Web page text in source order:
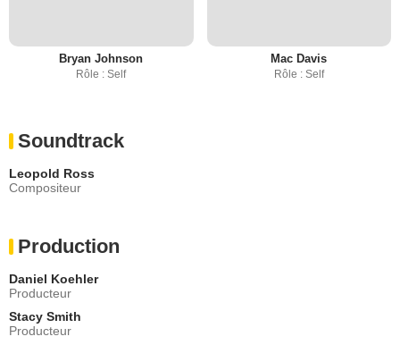
Bryan Johnson
Rôle : Self
Mac Davis
Rôle : Self
Soundtrack
Leopold Ross
Compositeur
Production
Daniel Koehler
Producteur
Stacy Smith
Producteur